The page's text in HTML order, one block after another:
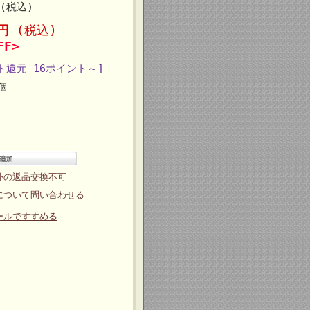
税込)
(税込)
還元 16ポイント～]
の返品交換不可
ついて問い合わせる
ルですすめる